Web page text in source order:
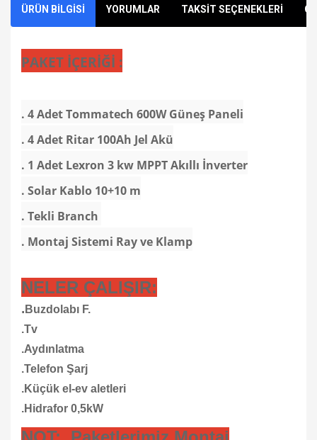
ÜRÜN BİLGİSİ YORUMLAR TAKSİT SEÇENEKLERİ
PAKET İÇERİĞİ :
. 4 Adet Tommatech 600W Güneş Paneli
. 4 Adet Ritar 100Ah Jel Akü
. 1 Adet Lexron 3 kw MPPT Akıllı İnverter
. Solar Kablo 10+10 m
. Tekli Branch
. Montaj Sistemi Ray ve Klamp
NELER ÇALIŞIR:
. Buzdolabı F.
.Tv
.Aydınlatma
.Telefon Şarj
.Küçük el-ev aletleri
.Hidrafor 0,5kW